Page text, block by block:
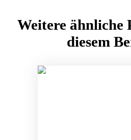
Weitere ähnliche
diesem